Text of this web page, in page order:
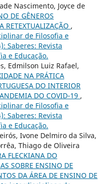
Nascimento, Joyce de
DE GÊNEROS
RETEXTUALIZAÇÃO ,
de Filosofia e
Saberes: Revista
e Educação.
Edmilson Luiz Rafael,
NA PRÁTICA
DO INTERIOR
DO COVID-19 ,
de Filosofia e
Saberes: Revista
e Educação.
Ivone Delmiro da Silva,
Thiago de Oliveira
FLECKIANA DO
SOBRE ENSINO DE
DA ÁREA DE ENSINO DE